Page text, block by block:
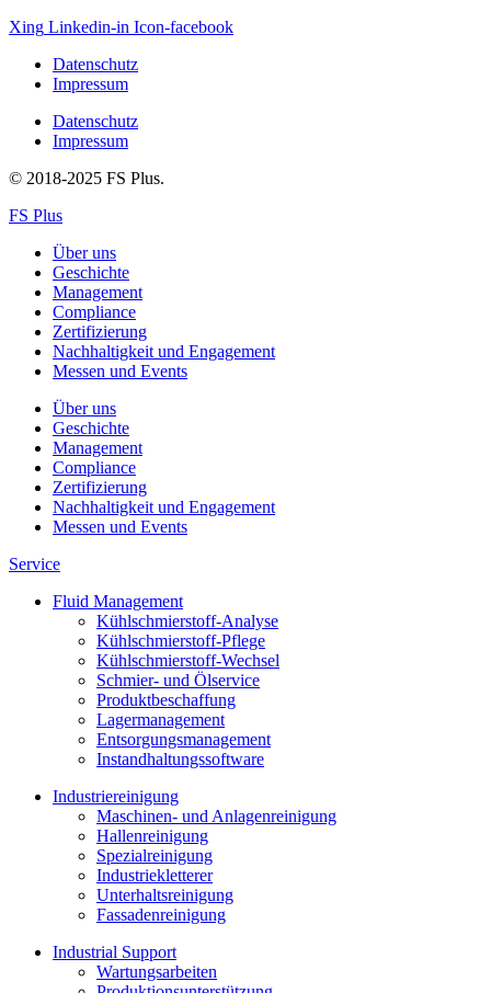
Xing Linkedin-in Icon-facebook
Datenschutz
Impressum
Datenschutz
Impressum
© 2018-2025 FS Plus.
FS Plus
Über uns
Geschichte
Management
Compliance
Zertifizierung
Nachhaltigkeit und Engagement
Messen und Events
Über uns
Geschichte
Management
Compliance
Zertifizierung
Nachhaltigkeit und Engagement
Messen und Events
Service
Fluid Management
Kühlschmierstoff-Analyse
Kühlschmierstoff-Pflege
Kühlschmierstoff-Wechsel
Schmier- und Ölservice
Produktbeschaffung
Lagermanagement
Entsorgungs­management
Instandhaltungs­software
Industriereinigung
Maschinen- und Anlagenreinigung
Hallenreinigung
Spezialreinigung
Industriekletterer
Unterhaltsreinigung
Fassadenreinigung
Industrial Support
Wartungsarbeiten